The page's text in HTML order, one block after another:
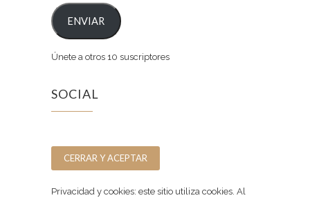
ENVIAR
Únete a otros 10 suscriptores
SOCIAL
Privacidad y cookies: este sitio utiliza cookies. Al